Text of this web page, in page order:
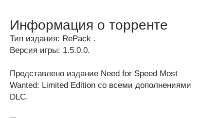
Информация о торренте
Тип издания: RePack .
Версия игры: 1.5.0.0.
Представлено издание Need for Speed Most
Wanted: Limited Edition со всеми дополнениями
DLC.